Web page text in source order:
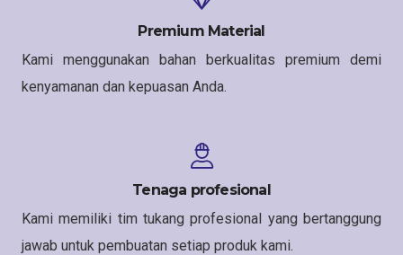
Premium Material
Kami menggunakan bahan berkualitas premium demi
kenyamanan dan kepuasan Anda.
Tenaga profesional
Kami memiliki tim tukang profesional yang bertanggung
jawab untuk pembuatan setiap produk kami.